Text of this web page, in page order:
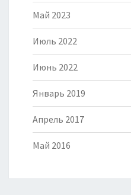
Май 2023
Июль 2022
Июнь 2022
Январь 2019
Апрель 2017
Май 2016